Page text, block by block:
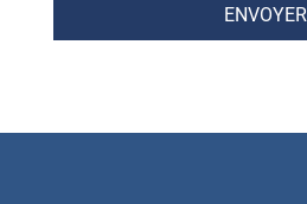
ENVOYER